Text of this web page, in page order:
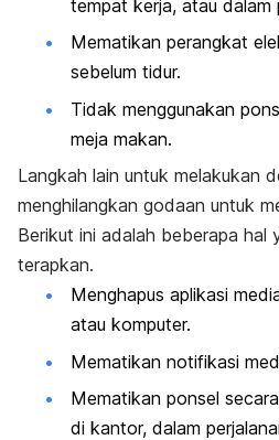
tempat kerja, atau dalam
Mematikan perangkat
sebelum tidur.
Tidak menggunakan
meja makan.
Langkah lain untuk melakukan
menghilangkan godaan untuk
Berikut ini adalah beberapa hal
terapkan.
Menghapus aplikasi
atau komputer.
Mematikan notifikasi
Mematikan ponsel
di kantor, dalam